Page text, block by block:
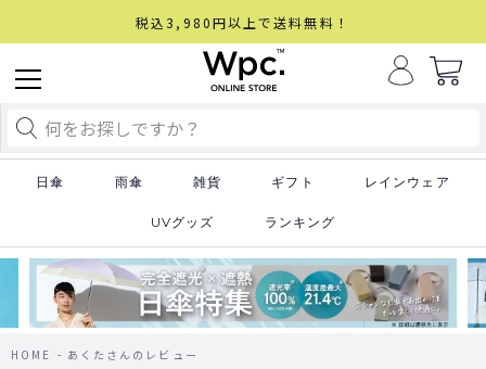
税込3,980円以上で送料無料！
日傘 雨傘 雑貨 ギフト レインウェア
UVグッズ ランキング
HOME あくたさんのレビュー